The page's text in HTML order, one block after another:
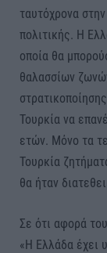
ταυτόχρονα
πολιτικής. Η
οποία θα
θαλασσίων
Τουρκία να
ετών. Μόνο τα
Τουρκία
θα ήταν
Σε ότι αφορά
«Η Ελλάδα έχει